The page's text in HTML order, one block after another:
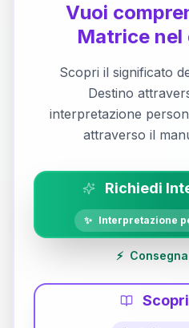
Vuoi
Matrice
Scopri il significato
Destino
interpretazione
attraverso il
Richiedi
✨ Interpretazione
⚡